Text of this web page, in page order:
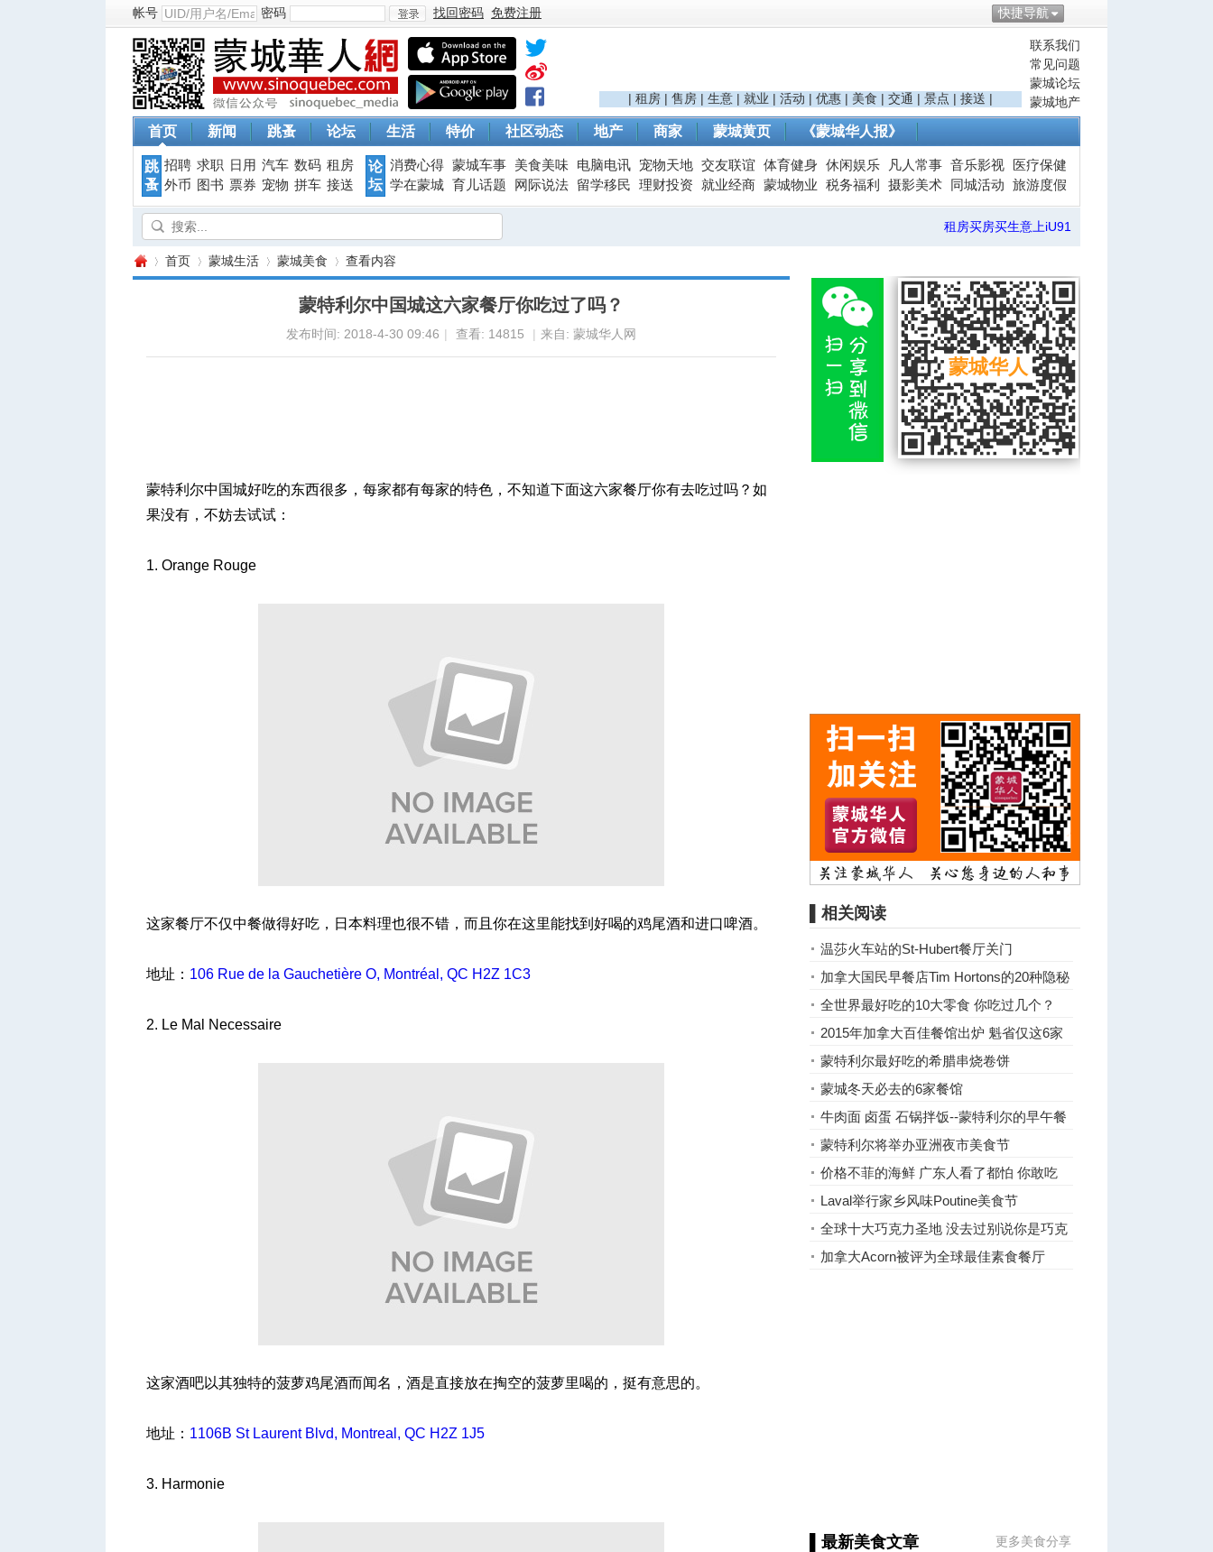
快捷导航
帐号 密码
登
录
找回密码 免费注册
联系我们
常见问题
蒙城论坛
蒙城地产
| 租房 | 售房 | 生意 | 就业 | 活动 | 优惠 | 美食 | 交通 | 景点 | 接送 |
首页 新闻 跳蚤 论坛 生活 特价 社区动态 地产 商家 蒙城黄页 《蒙城华人报》
跳
蚤
招聘 求职 日用 汽车 数码 租房
外币
图书 票券 宠物 拼车 接送
论
坛
消费心得 蒙城车事 美食美味 电脑电讯 宠物天地 交友联谊 体育健身 休闲娱乐 凡人常事 音乐影视
医疗保健
学在蒙城 育儿话题 网际说法 留学移民 理财投资 就业经商 蒙城物业 税务福利 摄影美术 同城活动 旅游度假
租房买房买生意上iU91
首页 蒙城生活 蒙城美食
›
查看内容
蒙特利尔中国城这六家餐厅你吃过了吗？
发布时间: 2018-4-30 09:46 | 查看: 14815 | 来自: 蒙城华人网
蒙特利尔中国城好吃的东西很多，每家都有每家的特色，不知道下面这六家餐厅你有去吃过吗？如
果没有，不妨去试试：
1. Orange Rouge
这家餐厅不仅中餐做得好吃，日本料理也很不错，而且你在这里能找到好喝的鸡尾酒和进口啤酒。
地址： 106 Rue de la Gauchetière O, Montréal, QC H2Z 1C3
2. Le Mal Necessaire
这家酒吧以其独特的菠萝鸡尾酒而闻名，酒是直接放在掏空的菠萝里喝的，挺有意思的。
地址： 1106B St Laurent Blvd, Montreal, QC H2Z 1J5
3. Harmonie
▌相关阅读
温莎火车站的St-Hubert餐厅关门
加拿大国民早餐店Tim Hortons的20种隐秘
美食
全世界最好吃的10大零食 你吃过几个？
2015年加拿大百佳餐馆出炉 魁省仅这6家
上榜
蒙特利尔最好吃的希腊串烧卷饼
蒙城冬天必去的6家餐馆
牛肉面 卤蛋 石锅拌饭--蒙特利尔的早午餐
越来越精彩
蒙特利尔将举办亚洲夜市美食节
价格不菲的海鲜 广东人看了都怕 你敢吃
吗？
Laval举行家乡风味Poutine美食节
全球十大巧克力圣地 没去过别说你是巧克
力专家(图)
加拿大Acorn被评为全球最佳素食餐厅
▌最新美食文章 更多美食分享